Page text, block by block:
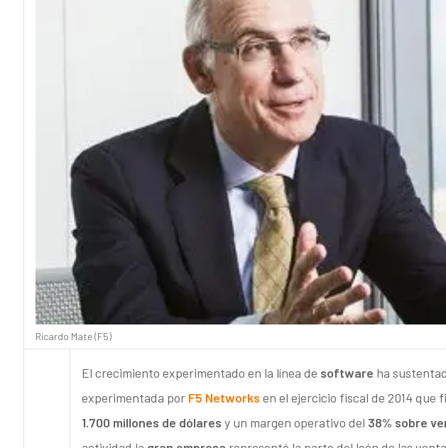
Ricardo Mate (F5)
El crecimiento experimentado en la línea de software ha
experimentada por F5 Networks en el ejercicio fiscal de 2014 que
1.700 millones de dólares y un margen operativo del 38% sobre